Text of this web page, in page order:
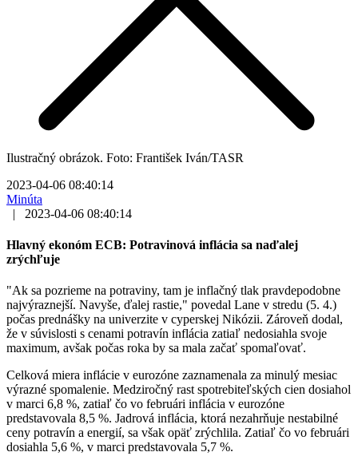
Ilustračný obrázok. Foto: František Iván/TASR
2023-04-06 08:40:14
Minúta
|
2023-04-06 08:40:14
Hlavný ekonóm ECB: Potravinová inflácia sa naďalej
zrýchľuje
"Ak sa pozrieme na potraviny, tam je inflačný tlak pravdepodobne
najvýraznejší. Navyše, ďalej rastie," povedal Lane v stredu (5. 4.)
počas prednášky na univerzite v cyperskej Nikózii. Zároveň dodal,
že v súvislosti s cenami potravín inflácia zatiaľ nedosiahla svoje
maximum, avšak počas roka by sa mala začať spomaľovať.
Celková miera inflácie v eurozóne zaznamenala za minulý mesiac
výrazné spomalenie. Medziročný rast spotrebiteľských cien dosiahol
v marci 6,8 %, zatiaľ čo vo februári inflácia v eurozóne
predstavovala 8,5 %. Jadrová inflácia, ktorá nezahrňuje nestabilné
ceny potravín a energií, sa však opäť zrýchlila. Zatiaľ čo vo februári
dosiahla 5,6 %, v marci predstavovala 5,7 %.